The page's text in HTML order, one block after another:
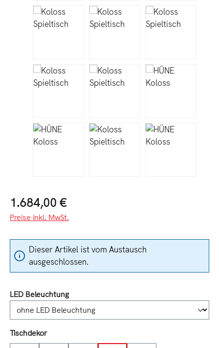
Regulärer Preis:
1.684,00 €
Preise inkl. MwSt.
Dieser Artikel ist vom Austausch
ausgeschlossen.
LED Beleuchtungauswählen
Tischdekorauswählen